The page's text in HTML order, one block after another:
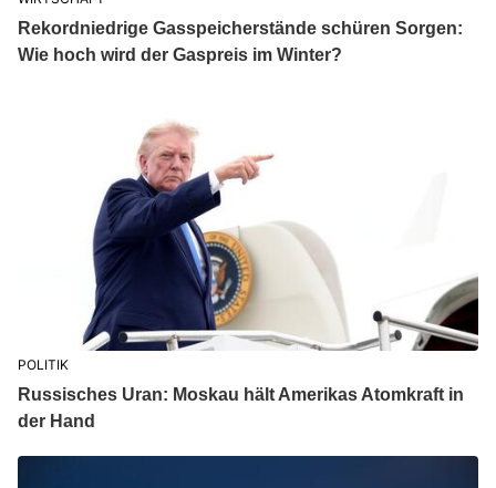
Rekordniedrige Gasspeicherstände schüren Sorgen:
Wie hoch wird der Gaspreis im Winter?
POLITIK
Russisches Uran: Moskau hält Amerikas Atomkraft in
der Hand